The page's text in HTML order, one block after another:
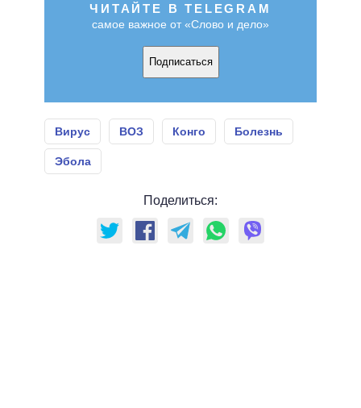
ЧИТАЙТЕ В TELEGRAM
самое важное от «Слово и дело»
Подписаться
Вирус ВОЗ Конго Болезнь
Эбола
Поделиться: